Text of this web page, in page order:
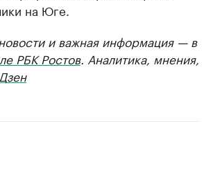
на Юге.
и важная информация — в
РБК Ростов. Аналитика, мнения,
Дзен